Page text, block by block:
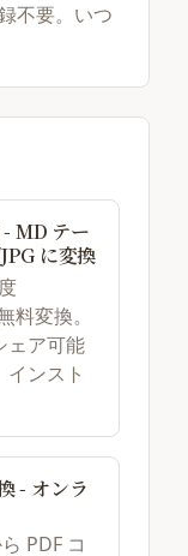
不要。いつ
MD テー
に変換
料変換。
ェア可能
ンスト
- オンラ
PDF コ